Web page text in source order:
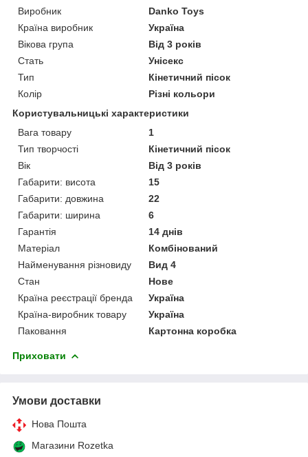
Виробник
Danko Toys
Країна виробник
Україна
Вікова група
Від 3 років
Стать
Унісекс
Тип
Кінетичний пісок
Колір
Різні кольори
Користувальницькі характеристики
Вага товару
1
Тип творчості
Кінетичний пісок
Вік
Від 3 років
Габарити: висота
15
Габарити: довжина
22
Габарити: ширина
6
Гарантія
14 днів
Матеріал
Комбінований
Найменування різновиду
Вид 4
Стан
Нове
Країна реєстрації бренда
Україна
Країна-виробник товару
Україна
Паковання
Картонна коробка
Приховати
Умови доставки
Нова Пошта
Магазини Rozetka